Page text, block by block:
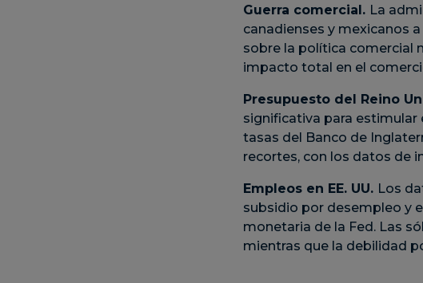
Guerra comercial. La
canadienses y mexicanos
sobre la política comercial
impacto total en el
Presupuesto del Reino
significativa para estimular
tasas del Banco de
recortes, con los datos de
Empleos en EE. UU. Los
subsidio por desempleo y
monetaria de la Fed. Las
mientras que la debilidad